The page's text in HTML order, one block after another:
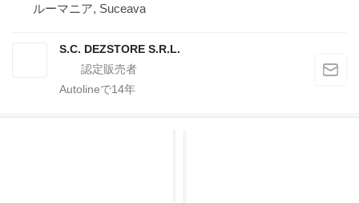
ルーマニア, Suceava
S.C. DEZSTORE S.R.L.
Autolineで14年